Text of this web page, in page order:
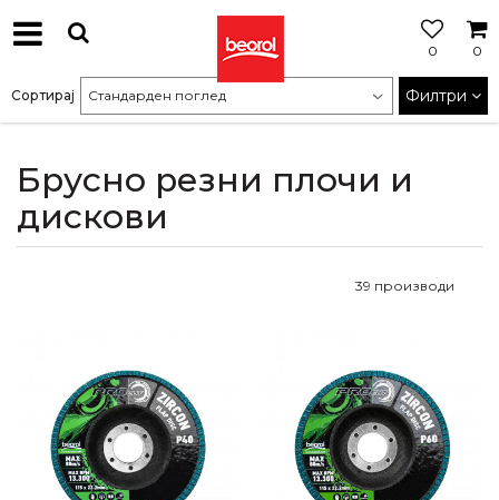
0
0
МОЖНОСТ
БЕСПЛАТНА
ИСПОРАКА
Брусно резни плочи и
дискови
Сортирај Филтри
39 производи